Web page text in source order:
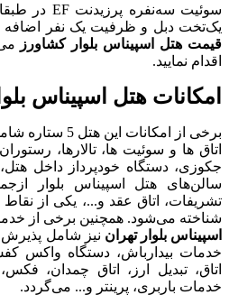
یک‌تخت دبل و ظرفیت یک نفر اضافه
قیمت هتل اسپیناس بلوار کشاورز
اقدام نمایید.
امکانات هتل اسپیناس
برخی از
اتاق‌ ها و سوئیت‌ ها، تالارها،
جکوزی، دستگاه خودپرداز داخل
سالن‌های هتل اسپیناس بلوار
تشریفات، اتاق عقد و...، یکی از
شناخته می‌شود. همچنین برخی از
اسپیناس بلوار تهران نیز شامل پذیرش
خدمات بیدارباش، دستگاه واکس
اتاق، تبدیل ارز، اتاق چمدان،
خدمات باربری، پرینتر و... می‌گردد.